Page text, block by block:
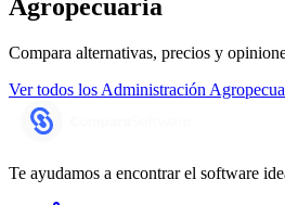
Agropecuaria
Compara alternativas, precios y
Ver todos los Administración
Te ayudamos a encontrar el software